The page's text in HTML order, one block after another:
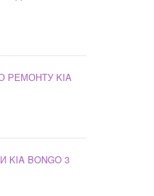
РЕМОНТУ KIA
BONGO 3